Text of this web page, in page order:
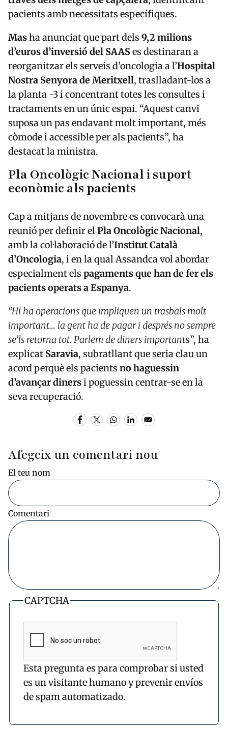
pacients amb necessitats específiques.
Masha anunciat que part dels 9,2 milions
d’euros d’inversió del SAASes destinaran a
reorganitzar els serveis d’oncologia a l’Hospital
Nostra Senyora de Meritxell, traslladant-los a
la planta -3 i concentrant totes les consultes i
tractaments en un únic espai. “Aquest canvi
suposa un pas endavant molt important, més
còmode i accessible per als pacients”, ha
destacat la ministra.
Pla Oncològic Nacional i suport
econòmic als pacients
Cap a mitjans de novembre es convocarà una
reunió per definir elPla Oncològic Nacional,
amb la col·laboració de l’Institut Català
d’Oncologia, i en la qual Assandca vol abordar
especialment els pagaments que han de fer els
pacients operats a Espanya.
“Hi ha operacions que impliquen un trasbals molt
important… la gent ha de pagar i després no sempre
se’ls retorna tot. Parlem de diners importants”, ha
explicat Saravia, subratllant que seria clau un
acord perquè els pacients no haguessin
d’avançar dinersi poguessin centrar-se en la
seva recuperació.
Afegeix un comentari nou
El teu nom
Comentari
CAPTCHA
Esta pregunta es para comprobar si usted
es un visitante humano y prevenir envíos
de spam automatizado.